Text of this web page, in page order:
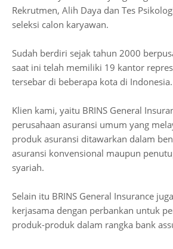
Rekrutmen, Alih Daya dan Tes
seleksi calon karyawan.
Sudah berdiri sejak tahun 2000
saat ini telah memiliki 19 kantor
tersebar di beberapa kota di Indonesia.
Klien kami, yaitu BRINS General
perusahaan asuransi umum yang
produk asuransi ditawarkan dalam
asuransi konvensional maupun
syariah.
Selain itu BRINS General Insurance
kerjasama dengan perbankan untuk
produk-produk dalam rangka bank